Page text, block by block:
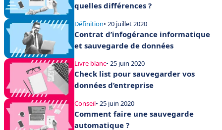
quelles différences ?
Définition• 20 juillet 2020
Contrat d’infogérance informatique
et sauvegarde de données
Livre blanc• 25 juin 2020
Check list pour sauvegarder vos
données d’entreprise
Conseil• 25 juin 2020
Comment faire une sauvegarde
automatique ?